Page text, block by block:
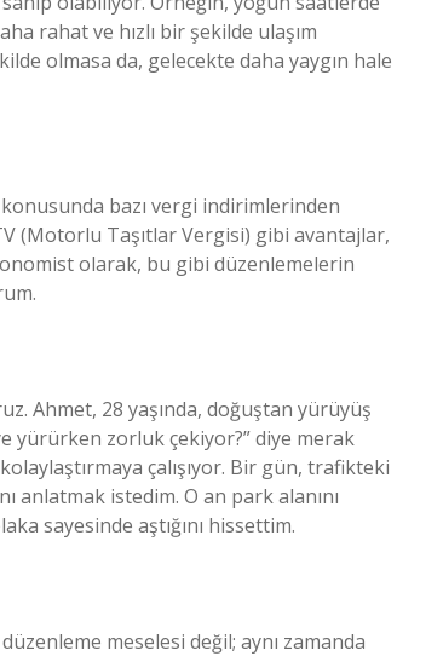
rahat ve hızlı bir şekilde ulaşım
olmasa da, gelecekte daha yaygın hale
bazı vergi indirimlerinden
(Motorlu Taşıtlar Vergisi) gibi avantajlar,
olarak, bu gibi düzenlemelerin
Ahmet, 28 yaşında, doğuştan yürüyüş
yürürken zorluk çekiyor?” diye merak
çalışıyor. Bir gün, trafikteki
anlatmak istedim. O an park alanını
sayesinde aştığını hissettim.
meselesi değil; aynı zamanda